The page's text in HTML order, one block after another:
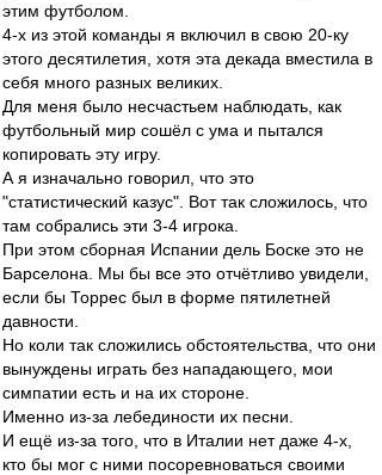
этим футболом.
4-х из этой команды я включил в свою 20-ку
этого десятилетия, хотя эта декада вместила в
себя много разных великих.
Для меня было несчастьем наблюдать, как
футбольный мир сошёл с ума и пытался
копировать эту игру.
А я изначально говорил, что это
"статистический казус". Вот так сложилось, что
там собрались эти 3-4 игрока.
При этом сборная Испании дель Боске это не
Барселона. Мы бы все это отчётливо увидели,
если бы Торрес был в форме пятилетней
давности.
Но коли так сложились обстоятельства, что они
вынуждены играть без нападающего, мои
симпатии есть и на их стороне.
Именно из-за лебединости их песни.
И ещё из-за того, что в Италии нет даже 4-х,
кто бы мог с ними посоревноваться своими